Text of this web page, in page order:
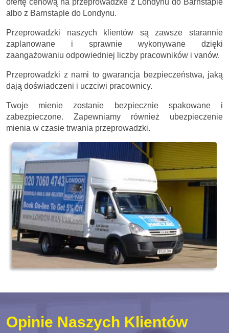
albo z Barnstaple do Londynu.
Przeprowadzki naszych klientów są zawsze starannie
zaplanowane i sprawnie wykonywane dzięki
zaangażowaniu odpowiedniej liczby pracowników i vanów.
Przeprowadzki z nami to gwarancja bezpieczeństwa, jaką
dają doświadczeni i uczciwi pracownicy.
Twoje mienie zostanie bezpiecznie spakowane i
zabezpieczone. Zapewniamy również ubezpieczenie
mienia w czasie trwania przeprowadzki.
Opinie Naszych Klientów